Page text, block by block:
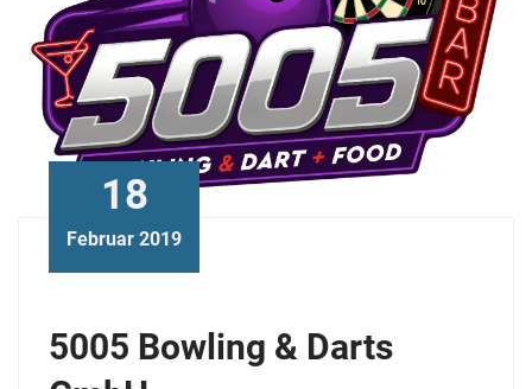
18
Februar 2019
5005 Bowling & Darts